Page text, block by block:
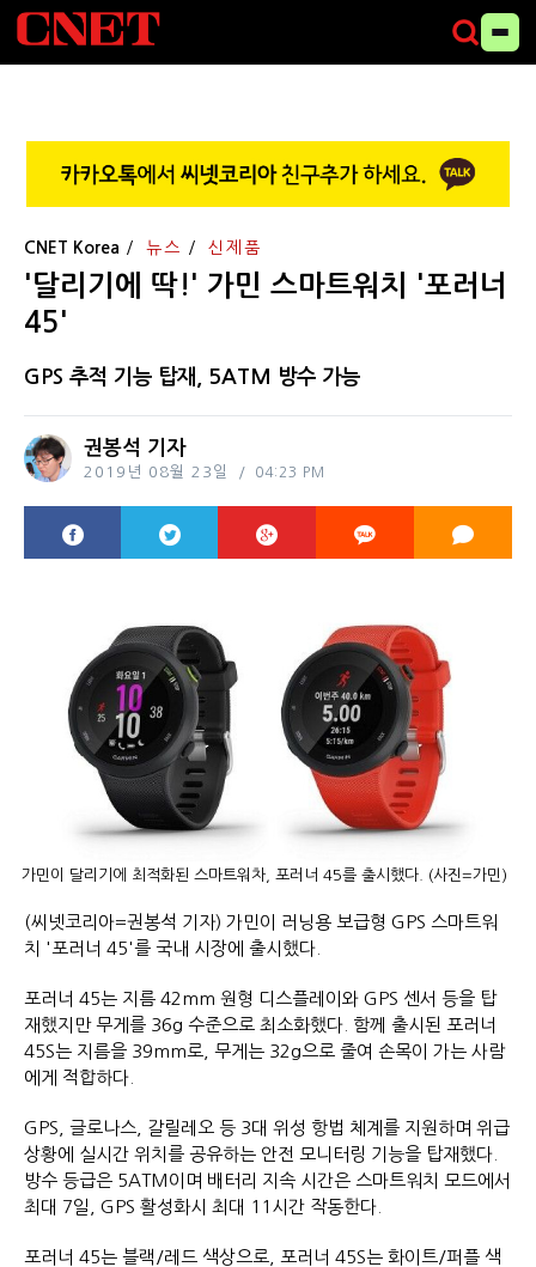
CNET Korea 뉴스 신제품
'달리기에 딱!' 가민 스마트워치 '포러너
45'
GPS 추적 기능 탑재, 5ATM 방수 가능
권봉석 기자
2019년 08월 23일 04:23 PM
가민이 달리기에 최적화된 스마트워차, 포러너 45를 출시했다. (사진=가민)
(씨넷코리아=권봉석 기자) 가민이 러닝용 보급형 GPS 스마트워
치 '포러너 45'를 국내 시장에 출시했다.
포러너 45는 지름 42mm 원형 디스플레이와 GPS 센서 등을 탑
재했지만 무게를 36g 수준으로 최소화했다. 함께 출시된 포러너
45S는 지름을 39mm로, 무게는 32g으로 줄여 손목이 가는 사람
에게 적합하다.
GPS, 글로나스, 갈릴레오 등 3대 위성 항법 체계를 지원하며 위급
상황에 실시간 위치를 공유하는 안전 모니터링 기능을 탑재했다.
방수 등급은 5ATM이며 배터리 지속 시간은 스마트워치 모드에서
최대 7일, GPS 활성화시 최대 11시간 작동한다.
포러너 45는 블랙/레드 색상으로, 포러너 45S는 화이트/퍼플 색